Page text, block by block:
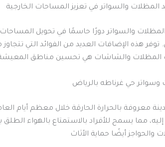
والسواتر دورًا حاسمًا في تحويل
توفر هذه الإضافات العديد من الفوائد التي تتجاوز
المظلات والشاشات هي تحسين مناطق المعيشة
حي غرناطه بالرياض
معروفة بالحرارة الحارقة خلال معظم أيام
إليه، مما يسمح للأفراد بالاستمتاع بالهواء
والحواجز أيضًا حماية الأثاث